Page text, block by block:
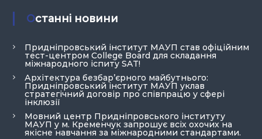
Останні новини
Придніпровський інститут МАУП став офіційним
тест-центром College Board для складання
міжнародного іспиту SAT!
Архітектура безбар’єрного майбутнього:
Придніпровський інститут МАУП уклав
стратегічний договір про співпрацю у сфері
інклюзії
Мовний центр Придніпровського інституту
МАУП у м. Кременчук запрошує всіх охочих на
якісне навчання за міжнародними стандартами.